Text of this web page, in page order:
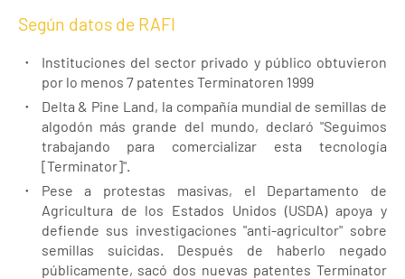
Según datos de RAFI
Instituciones del sector privado y público obtuvieron
por lo menos 7 patentes Terminatoren 1999
Delta & Pine Land, la compañía mundial de semillas de
algodón más grande del mundo, declaró "Seguimos
trabajando para comercializar esta tecnología
[Terminator]".
Pese a protestas masivas, el Departamento de
Agricultura de los Estados Unidos (USDA) apoya y
defiende sus investigaciones "anti-agricultor" sobre
semillas suicidas. Después de haberlo negado
públicamente, sacó dos nuevas patentes Terminator